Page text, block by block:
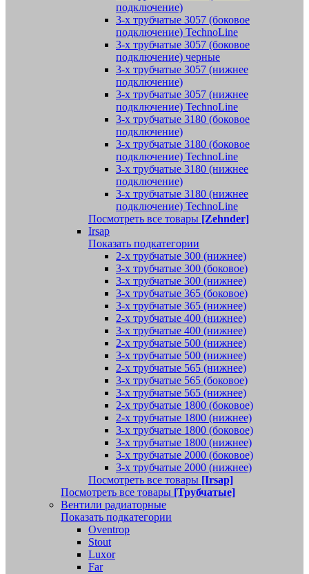
подключение)
3-х трубчатые 3057 (боковое
подключение) TechnoLine
3-х трубчатые 3057 (боковое
подключение) черные
3-х трубчатые 3057 (нижнее
подключение)
3-х трубчатые 3057 (нижнее
подключение) TechnoLine
3-х трубчатые 3180 (боковое
подключение)
3-х трубчатые 3180 (боковое
подключение) TechnoLine
3-х трубчатые 3180 (нижнее
подключение)
3-х трубчатые 3180 (нижнее
подключение) TechnoLine
Посмотреть все товары [Zehnder]
Irsap
Показать подкатегории
2-х трубчатые 300 (нижнее)
3-х трубчатые 300 (боковое)
3-х трубчатые 300 (нижнее)
3-х трубчатые 365 (боковое)
3-х трубчатые 365 (нижнее)
2-х трубчатые 400 (нижнее)
3-х трубчатые 400 (нижнее)
2-х трубчатые 500 (нижнее)
3-х трубчатые 500 (нижнее)
2-х трубчатые 565 (нижнее)
3-х трубчатые 565 (боковое)
3-х трубчатые 565 (нижнее)
2-х трубчатые 1800 (боковое)
2-х трубчатые 1800 (нижнее)
3-х трубчатые 1800 (боковое)
3-х трубчатые 1800 (нижнее)
3-х трубчатые 2000 (боковое)
3-х трубчатые 2000 (нижнее)
Посмотреть все товары [Irsap]
Посмотреть все товары [Трубчатые]
Вентили радиаторные
Показать подкатегории
Oventrop
Stout
Luxor
Far